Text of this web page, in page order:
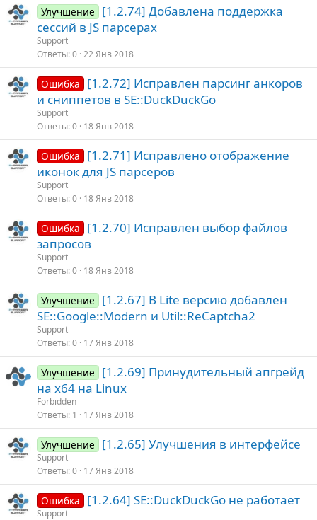
Улучшение
[1.2.74] Добавлена поддержка
сессий в JS парсерах
Support
Ответы 0 22 Янв 2018
Ошибка
[1.2.72] Исправлен парсинг анкоров
и сниппетов в SE::DuckDuckGo
Support
Ответы 0 18 Янв 2018
Ошибка
[1.2.71] Исправлено отображение
иконок для JS парсеров
Support
Ответы 0 18 Янв 2018
Ошибка
[1.2.70] Исправлен выбор файлов
запросов
Support
Ответы 0 18 Янв 2018
Улучшение
[1.2.67] В Lite версию добавлен
SE::Google::Modern и Util::ReCaptcha2
Support
Ответы 0 17 Янв 2018
Улучшение
[1.2.69] Принудительный апгрейд
на x64 на Linux
Forbidden
Ответы 1 17 Янв 2018
Улучшение [1.2.65] Улучшения в интерфейсе
Support
Ответы 0 17 Янв 2018
Ошибка [1.2.64] SE::DuckDuckGo не работает
Support